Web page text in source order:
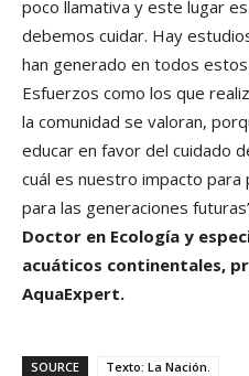
poco llamativa y este lugar
debemos cuidar. Hay
han generado en todos
Esfuerzos como los que
la comunidad se valoran,
educar en favor del cuidado
cuál es nuestro impacto
para las generaciones
Doctor en Ecología y
acuáticos continentales,
AquaExpert.
SOURCE
Texto: La Nación.